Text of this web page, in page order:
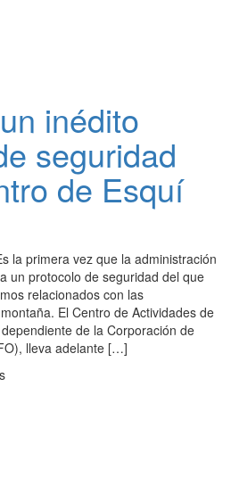
inédito
seguridad
de Esquí
la primera vez que la administración
un protocolo de seguridad del que
relacionados con las
El Centro de Actividades de
de la Corporación de
lleva adelante […]